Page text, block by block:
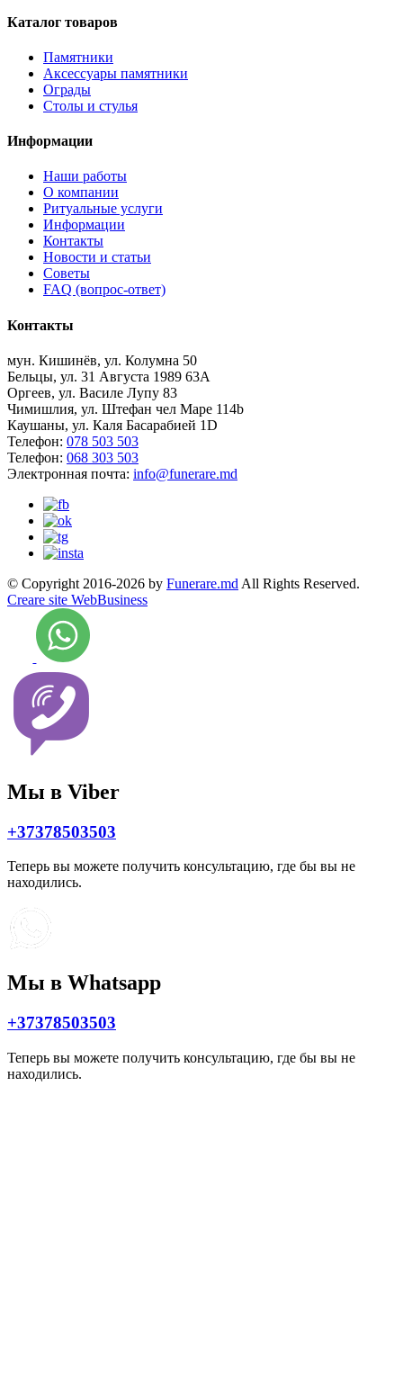
Каталог товаров
Памятники
Аксессуары памятники
Ограды
Столы и стулья
Информации
Наши работы
О компании
Ритуальные услуги
Информации
Контакты
Новости и статьи
Советы
FAQ (вопрос-ответ)
Контакты
мун. Кишинёв, ул. Колумна 50
Бельцы, ул. 31 Августа 1989 63А
Оргеев, ул. Василе Лупу 83
Чимишлия, ул. Штефан чел Маре 114b
Каушаны, ул. Каля Басарабией 1D
Телефон: 078 503 503
Телефон: 068 303 503
Электронная почта: info@funerare.md
© Copyright 2016-2026 by Funerare.md All Rights Reserved.
Creare site WebBusiness
Мы в Viber
+37378503503
Теперь вы можете получить консультацию, где бы вы не
находились.
Мы в Whatsapp
+37378503503
Теперь вы можете получить консультацию, где бы вы не
находились.